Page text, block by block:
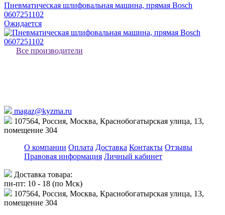
Пневматическая шлифовальная машина, прямая Bosch
0607251102
Ожидается
Все производители
magaz@kyzma.ru
107564, Россия, Москва, Краснобогатырская улица, 13,
помещение 304
О компании Оплата Доставка Контакты Отзывы
Правовая информация Личный кабинет
Доставка товара:
пн-пт: 10 - 18 (по Мск)
107564, Россия, Москва, Краснобогатырская улица, 13,
помещение 304